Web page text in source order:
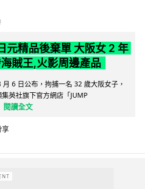
元精品後棄單 大阪女 2 年
賊王,火影周邊產品
6 日公布，拘捕一名 32 歲大阪女子，
英社旗下官方網店「JUMP
閱讀全文
享